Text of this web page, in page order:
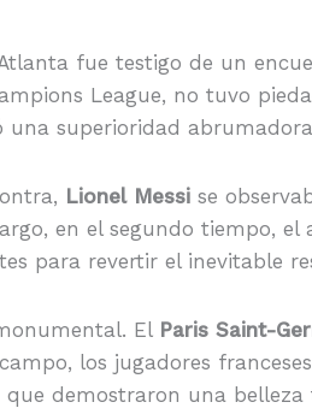
fue testigo de un
League, no tuvo
superioridad
Lionel Messi se
en el segundo tiempo,
para revertir el inevitable
El Paris Saint-
los jugadores
demostraron una belleza